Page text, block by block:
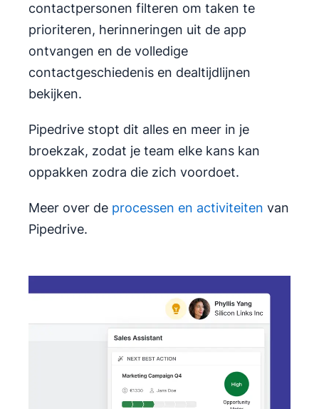
contactpersonen filteren om taken te
prioriteren, herinneringen uit de app
ontvangen en de volledige
contactgeschiedenis en dealtijdlijnen
bekijken.
Pipedrive stopt dit alles en meer in je
broekzak, zodat je team elke kans kan
oppakken zodra die zich voordoet.
Meer over de processen en activiteiten van
Pipedrive.